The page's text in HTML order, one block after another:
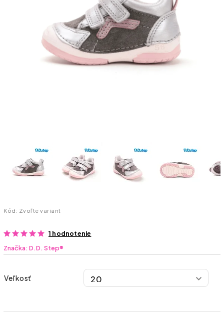
Kód: Zvoľte variant
1 hodnotenie
Značka:D.D. Step®
Veľkosť